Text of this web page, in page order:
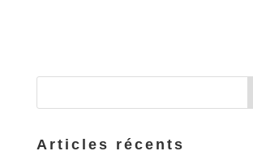
Articles récents